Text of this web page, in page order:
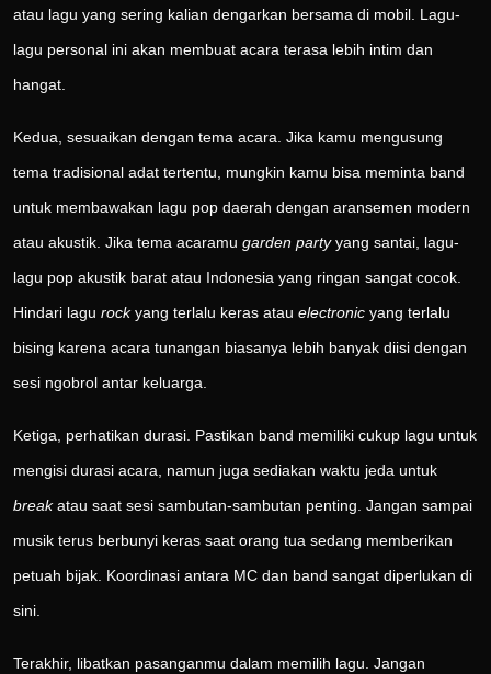
atau lagu yang sering kalian dengarkan bersama di mobil. Lagu-
lagu personal ini akan membuat acara terasa lebih intim dan
hangat.
Kedua, sesuaikan dengan tema acara. Jika kamu mengusung
tema tradisional adat tertentu, mungkin kamu bisa meminta band
untuk membawakan lagu pop daerah dengan aransemen modern
atau akustik. Jika tema acaramu garden partyyang santai, lagu-
lagu pop akustik barat atau Indonesia yang ringan sangat cocok.
Hindari lagu rockyang terlalu keras atau electronic yang terlalu
bising karena acara tunangan biasanya lebih banyak diisi dengan
sesi ngobrol antar keluarga.
Ketiga, perhatikan durasi. Pastikan band memiliki cukup lagu untuk
mengisi durasi acara, namun juga sediakan waktu jeda untuk
breakatau saat sesi sambutan-sambutan penting. Jangan sampai
musik terus berbunyi keras saat orang tua sedang memberikan
petuah bijak. Koordinasi antara MC dan band sangat diperlukan di
sini.
Terakhir, libatkan pasanganmu dalam memilih lagu. Jangan